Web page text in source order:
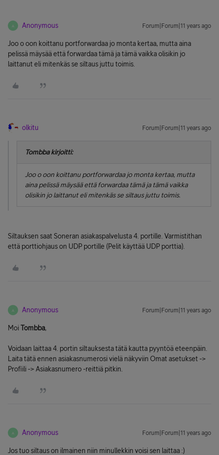
A Anonymous Forum|Forum|11 years ago
Joo o oon koittanu portforwardaa jo monta kertaa, mutta aina
pelissä mäysää että forwardaa tämä ja tämä vaikka olisikin jo
laittanut eli mitenkäs se siltaus juttu toimis.
olkitu Forum|Forum|11 years ago
Tombba kirjoitti:
Joo o oon koittanu portforwardaa jo monta kertaa, mutta
aina pelissä mäysää että forwardaa tämä ja tämä vaikka
olisikin jo laittanut eli mitenkäs se siltaus juttu toimis.
Siltauksen saat Soneran asiakaspalvelusta 4. portille. Varmistithan
että porttiohjaus on UDP portille (Pelit käyttää UDP porttia).
A Anonymous Forum|Forum|11 years ago
MoiTombba,
Voidaan laittaa 4. portin siltauksesta tätä kautta pyyntöä eteenpäin.
Laita tätä ennen asiakasnumerosi vielä näkyviin Omat asetukset ->
Profiili -> Asiakasnumero -reittiä pitkin.
A Anonymous Forum|Forum|11 years ago
Jos tuo siltaus on ilmainen niin minullekkin voisi sen laittaa :)